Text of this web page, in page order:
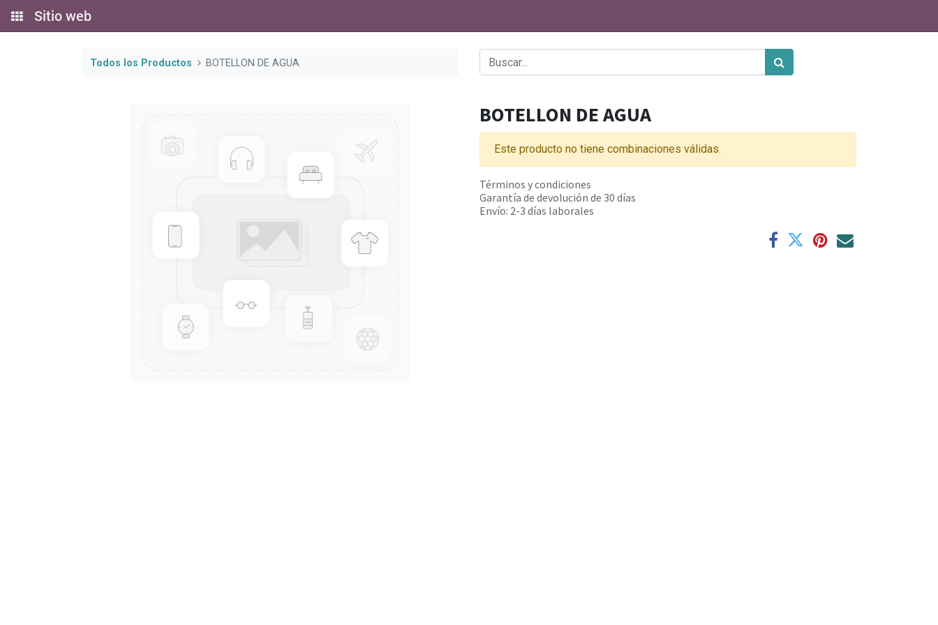
Sitio web
Todos los Productos BOTELLON DE AGUA
BOTELLON DE AGUA
Este producto no tiene combinaciones válidas.
Términos y condiciones
Garantía de devolución de 30 días
Envío: 2-3 días laborales